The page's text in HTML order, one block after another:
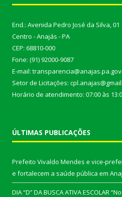
End.: Avenida Pedro José da Silva, 01
Centro - Anajás - PA
CEP: 68810-000
Fone: (91) 92000-9087
E-mail:
Setor de Licitações:
Horário de atendimento: 07:00 às
ÚLTIMAS PUBLICAÇÕES
Prefeito Vivaldo Mendes e vice-
e fortalecem a saúde pública em
DIA “D” DA BUSCA ATIVA ESCOLAR